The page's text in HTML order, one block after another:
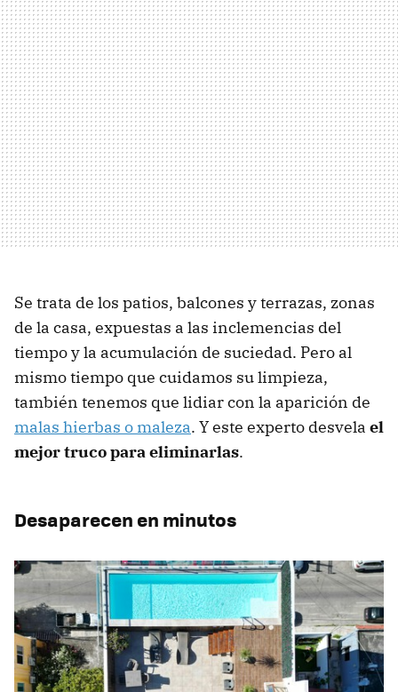
Se trata de los patios, balcones y terrazas, zonas
de la casa, expuestas a las inclemencias del
tiempo y la acumulación de suciedad. Pero al
mismo tiempo que cuidamos su limpieza,
también tenemos que lidiar con la aparición de
malas hierbas o maleza. Y este experto desvela el
mejor truco para eliminarlas.
Desaparecen en minutos